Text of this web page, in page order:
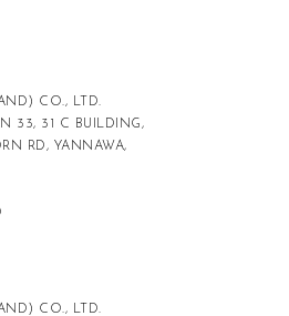
CO., LTD.
33, 31 C BUILDING,
RD, YANNAWA,
CO., LTD.